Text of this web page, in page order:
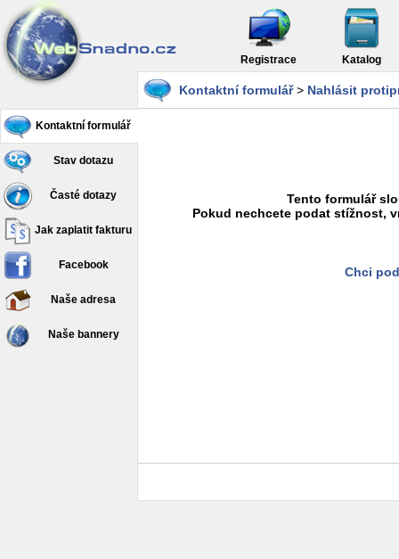
Registrace Katalog
Kontaktní formulář
Stav dotazu
Časté dotazy
Jak zaplatit fakturu
Facebook
Naše adresa
Naše bannery
Kontaktní formulář> Nahlásit
Tento formulář
Pokud nechcete podat stížnost,
Chci